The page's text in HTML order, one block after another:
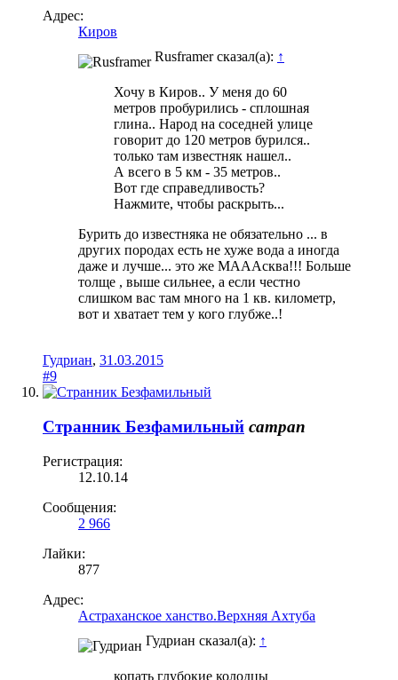
Адрес:
Киров
Rusframer сказал(а): ↑
Хочу в Киров.. У меня до 60
метров пробурились - сплошная
глина.. Народ на соседней улице
говорит до 120 метров бурился..
только там известняк нашел..
А всего в 5 км - 35 метров..
Вот где справедливость?
Нажмите, чтобы раскрыть...
Бурить до известняка не обязательно ... в
других породах есть не хуже вода а иногда
даже и лучше... это же МАААсква!!! Больше
толще , выше сильнее, а если честно
слишком вас там много на 1 кв. километр,
вот и хватает тем у кого глубже..!
Гудриан, 31.03.2015
#9
Странник Безфамильный сатрап
Регистрация:
12.10.14
Сообщения:
2 966
Лайки:
877
Адрес:
Астраханское ханство.Верхняя Ахтуба
Гудриан сказал(а): ↑
копать глубокие колодцы